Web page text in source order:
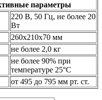
параметры
220 В, 50 Гц, не более 20
Вт
260x210x70 мм
не более 2,0 кг
не более 90% при
температуре 25°С
от 495 до 795 мм рт. ст.